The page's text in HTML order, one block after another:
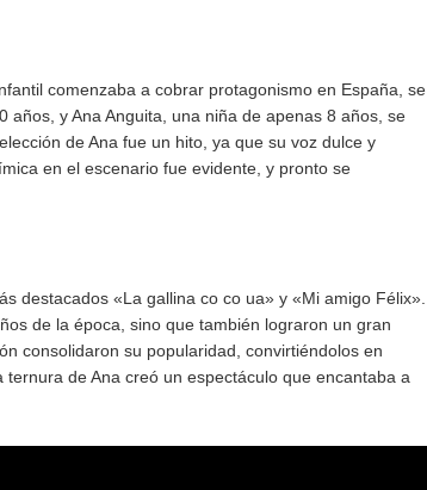
comenzaba a cobrar protagonismo en España, se
años, y Ana Anguita, una niña de apenas 8 años, se
de Ana fue un hito, ya que su voz dulce y
en el escenario fue evidente, y pronto se
destacados «La gallina co co ua» y «Mi amigo Félix».
de la época, sino que también lograron un gran
consolidaron su popularidad, convirtiéndolos en
de Ana creó un espectáculo que encantaba a